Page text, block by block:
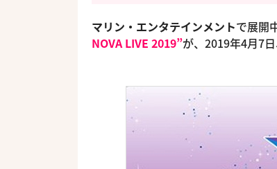
マリン・エンタテインメントで展開
NOVA LIVE 2019”が、2019年4月7